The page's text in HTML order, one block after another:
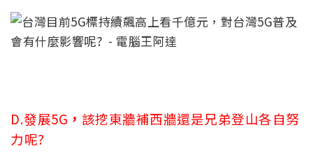
D.發展5G ， 該挖東牆補西牆還是兄弟登山各自努
力呢?